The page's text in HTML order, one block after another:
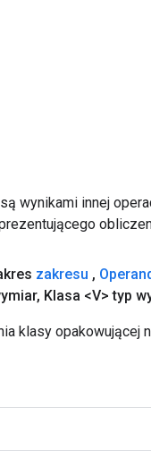
wynikami innej
zakresu ,
, Klasa <V> typ
klasy opakowującej